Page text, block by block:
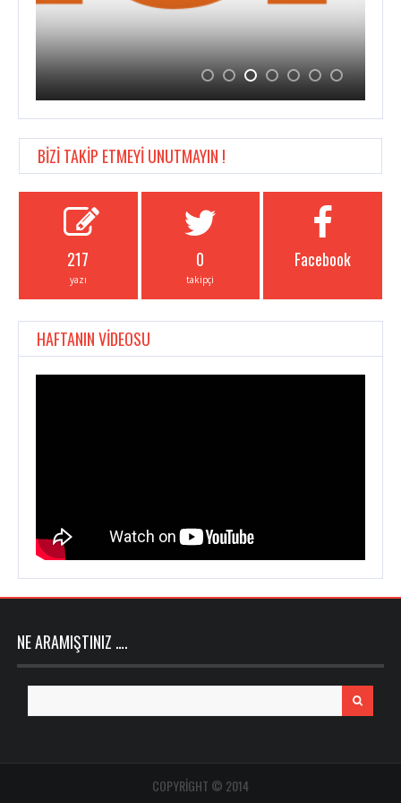
BİZİ TAKİP ETMEYİ UNUTMAYIN !
217
yazı
0
takipçi
Facebook
HAFTANIN VİDEOSU
NE ARAMIŞTINIZ ….
for:
COPYRIGHT © 2014